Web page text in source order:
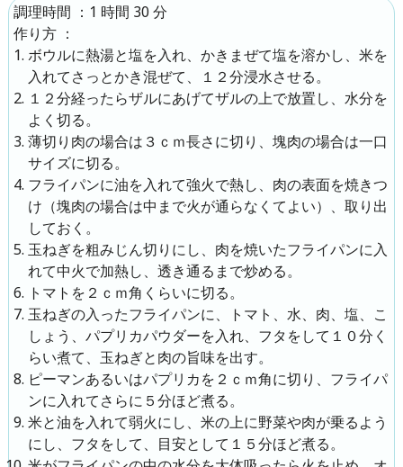
調理時間 ：1 時間 30 分
作り方
：
ボウルに熱湯と塩を入れ、かきまぜて塩を溶かし、米を
入れてさっとかき混ぜて、１２分浸水させる。
１２分経ったらザルにあげてザルの上で放置し、水分を
よく切る。
薄切り肉の場合は３ｃｍ長さに切り、塊肉の場合は一口
サイズに切る。
フライパンに油を入れて強火で熱し、肉の表面を焼きつ
け（塊肉の場合は中まで火が通らなくてよい）、取り出
しておく。
玉ねぎを粗みじん切りにし、肉を焼いたフライパンに入
れて中火で加熱し、透き通るまで炒める。
トマトを２ｃｍ角くらいに切る。
玉ねぎの入ったフライパンに、トマト、水、肉、塩、こ
しょう、パプリカパウダーを入れ、フタをして１０分く
らい煮て、玉ねぎと肉の旨味を出す。
ピーマンあるいはパプリカを２ｃｍ角に切り、フライパ
ンに入れてさらに５分ほど煮る。
米と油を入れて弱火にし、米の上に野菜や肉が乗るよう
にし、フタをして、目安として１５分ほど煮る。